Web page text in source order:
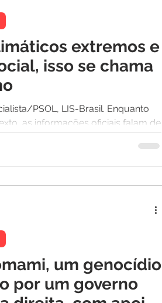
extremos e
isso se chama
PSOL, LIS-Brasil. Enquanto
as informações oficiais falam de
um genocídio
por um governo